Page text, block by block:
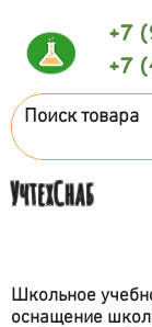
+7
+7
УчтехСнаб
Школьное
оснащение